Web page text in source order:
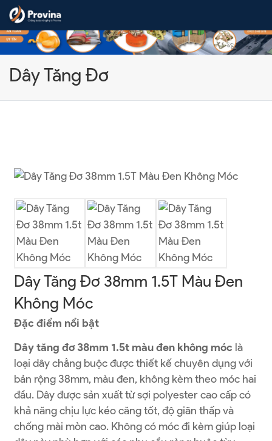
Skip to content
Dây Tăng Đơ
Dây Tăng Đơ 38mm 1.5T Màu Đen
Không Móc
Đặc điểm nổi bật
Dây tăng đơ 38mm 1.5t màu đen không móc là
loại dây chằng buộc được thiết kế chuyên dụng với
bản rộng 38mm, màu đen, không kèm theo móc hai
đầu. Dây được sản xuất từ sợi polyester cao cấp có
khả năng chịu lực kéo căng tốt, độ giãn thấp và
chống mài mòn cao. Không có móc đi kèm giúp loại